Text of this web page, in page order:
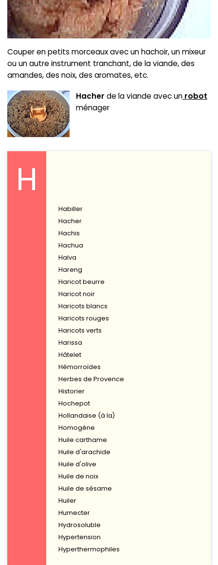
Couper en petits morceaux avec un hachoir, un mixeur
ou un autre instrument tranchant, de la viande, des
amandes, des noix, des aromates, etc.
Hacher de la viande avec un robot
ménager
H
Habiller
Hacher
Hachis
Hachua
Halva
Hareng
Haricot beurre
Haricot noir
Haricots blancs
Haricots rouges
Haricots verts
Harissa
Hâtelet
Hémorroïdes
Herbes de Provence
Historier
Hochepot
Hollandaise (à la)
Homogène
Huile carthame
Huile d'arachide
Huile d'olive
Huile de noix
Huile de sésame
Huiler
Humecter
Hydrosoluble
Hypertension
Hyperthermophiles